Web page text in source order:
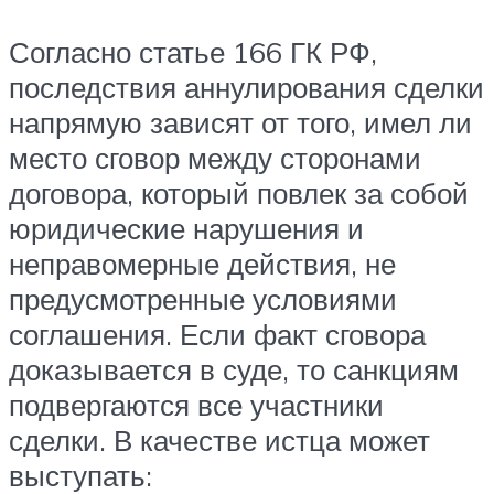
Согласно статье 166 ГК РФ,
последствия аннулирования сделки
напрямую зависят от того, имел ли
место сговор между сторонами
договора, который повлек за собой
юридические нарушения и
неправомерные действия, не
предусмотренные условиями
соглашения. Если факт сговора
доказывается в суде, то санкциям
подвергаются все участники
сделки. В качестве истца может
выступать: